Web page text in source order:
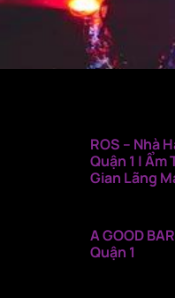
ROS – Nhà
Quận 1 | Ẩm
Gian Lãng
A GOOD
Quận 1